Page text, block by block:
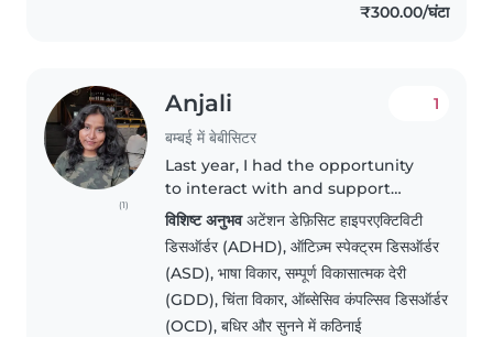
₹300.00/घंटा
(1)
Anjali
बम्बई में बेबीसिटर
1
Last year, I had the opportunity
to interact with and support
children with special needs,
which strengthened my
patience, understanding, and
empathy. I genuinely enjoy
working with..
विशिष्ट अनुभवअटेंशन डेफ़िसिट हाइपरएक्टिविटी
डिसऑर्डर (ADHD), ऑटिज़्म स्पेक्ट्रम डिसऑर्डर
(ASD), भाषा विकार, सम्पूर्ण विकासात्मक देरी
(GDD), चिंता विकार, ऑब्सेसिव कंपल्सिव डिसऑर्डर
(OCD), बधिर और सुनने में कठिनाई